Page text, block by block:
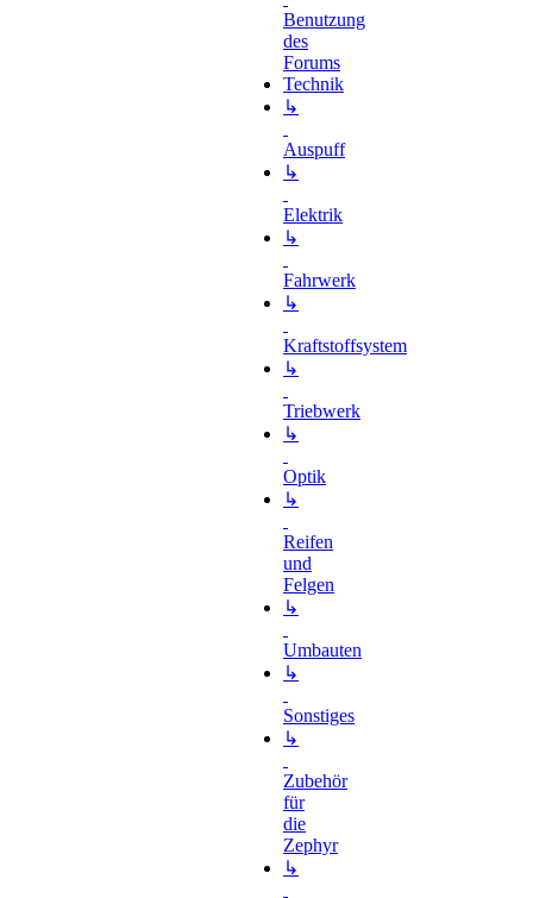
Benutzung
des
Forums
Technik
↳
Auspuff
↳
Elektrik
↳
Fahrwerk
↳
Kraftstoffsystem
↳
Triebwerk
↳
Optik
↳
Reifen
und
Felgen
↳
Umbauten
↳
Sonstiges
↳
Zubehör
für
die
Zephyr
↳